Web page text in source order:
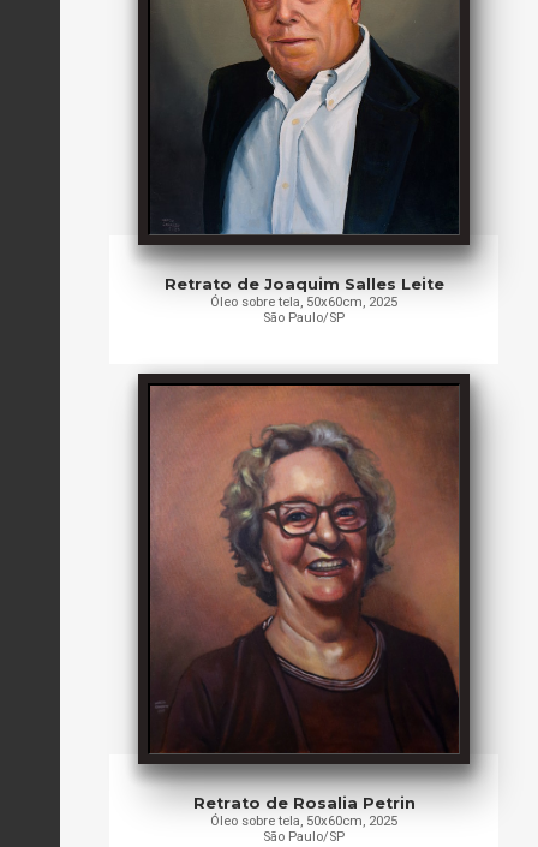
Retrato de Joaquim Salles Leite
Óleo sobre tela, 50x60cm, 2025
São Paulo/SP
Retrato de Rosalia Petrin
Óleo sobre tela, 50x60cm, 2025
São Paulo/SP